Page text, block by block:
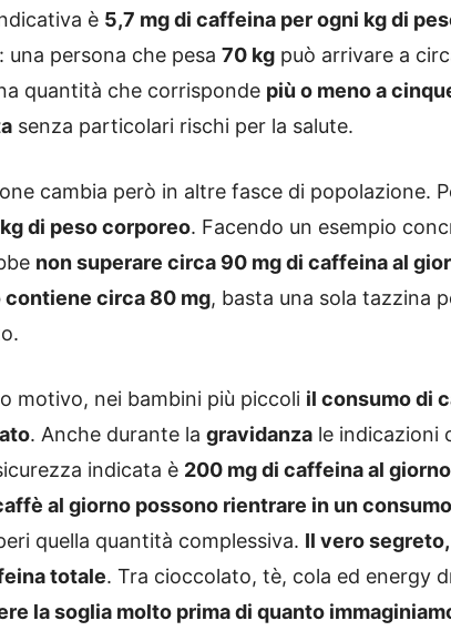
è 5,7 mg di caffeina per ogni kg di
una persona che pesa 70 kg può arrivare a
quantità che corrisponde più o meno a
senza particolari rischi per la salute.
cambia però in altre fasce di popolazione.
di peso corporeo. Facendo un esempio
non superare circa 90 mg di caffeina al
contiene circa 80 mg, basta una sola tazzina
motivo, nei bambini più piccoli il consumo di
. Anche durante la gravidanza le indicazioni
indicata è 200 mg di caffeina al giorno
al giorno possono rientrare in un
quella quantità complessiva. Il vero
totale. Tra cioccolato, tè, cola ed energy
la soglia molto prima di quanto